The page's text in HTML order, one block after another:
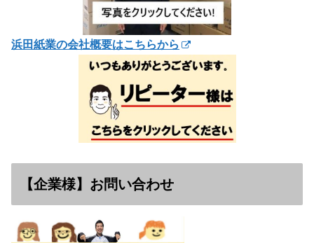
浜田紙業の会社概要はこちらから
【企業様】お問い合わせ